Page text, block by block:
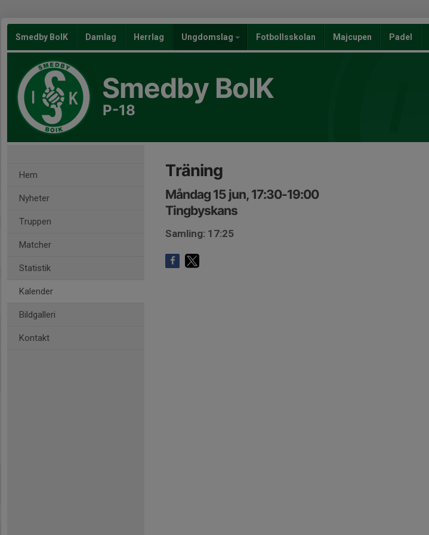
Smedby BoIK Damlag Herrlag Ungdomslag Fotbollsskolan Majcupen Padel
Smedby BoIK
P-18
Hem
Nyheter
Truppen
Matcher
Statistik
Kalender
Bildgalleri
Kontakt
Träning
Måndag 15 jun, 17:30-19:00
Tingbyskans
Samling: 17:25